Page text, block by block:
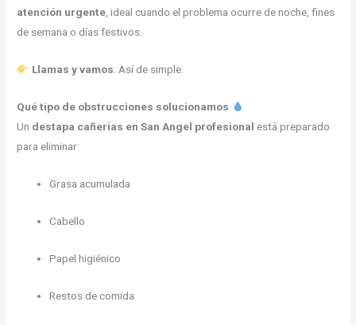
atención urgente, ideal cuando el problema ocurre de noche, fines
de semana o días festivos.
Llamas y vamos . Así de simple.
Qué tipo de obstrucciones solucionamos
Un destapa cañerías en San Angel profesional está preparado
para eliminar:
Grasa acumulada
Cabello
Papel higiénico
Restos de comida